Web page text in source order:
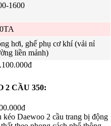
1600
hơi, ghế phụ cơ khí (vải nỉ
liền mảnh)
2 CẦU 350:
Daewoo 2 cầu trang bị động